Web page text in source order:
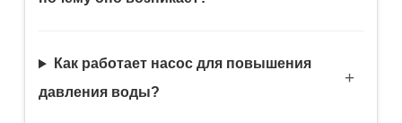
Как работает насос для повышения
давления воды?